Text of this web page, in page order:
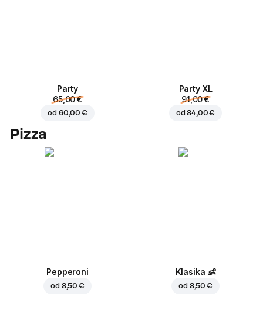
Party
65,00 €
od 60,00 €
Party XL
91,00 €
od84,00 €
Pizza
Pepperoni
od 8,50 €
Klasika 👶
od 8,50 €